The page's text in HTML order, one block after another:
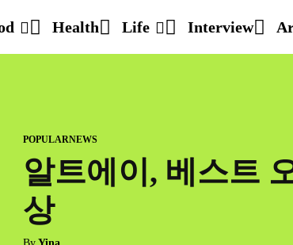
Health Life Interview
POPULARNEWS
알트에이, 베스트
상